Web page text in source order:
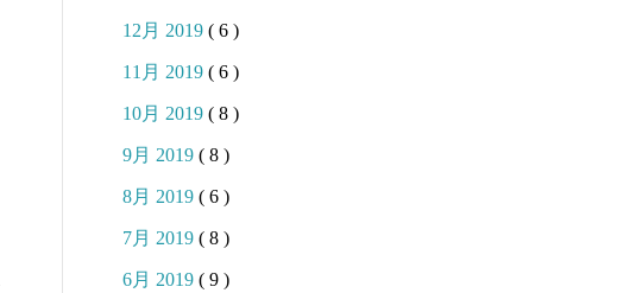
12月 2019 ( 6 )
11月 2019 ( 6 )
10月 2019 ( 8 )
9月 2019 ( 8 )
8月 2019 ( 6 )
7月 2019 ( 8 )
6月 2019 ( 9 )